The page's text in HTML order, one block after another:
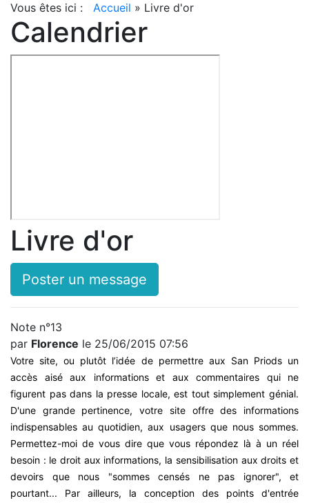
Vous êtes ici : Accueil » Livre d'or
Calendrier
Livre d'or
Poster un message
Note n°13
par Florence le 25/06/2015 07:56
Votre site, ou plutôt l’idée de permettre aux San Priods un
accès aisé aux informations et aux commentaires qui ne
figurent pas dans la presse locale, est tout simplement génial.
D'une grande pertinence, votre site offre des informations
indispensables au quotidien, aux usagers que nous sommes.
Permettez-moi de vous dire que vous répondez là à un réel
besoin : le droit aux informations, la sensibilisation aux droits et
devoirs que nous "sommes censés ne pas ignorer", et
pourtant... Par ailleurs, la conception des points d'entrée